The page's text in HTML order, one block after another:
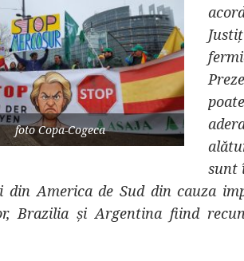
foto Copa-Cogeca
sunt
America de Sud din cauza
Brazilia și Argentina fiind